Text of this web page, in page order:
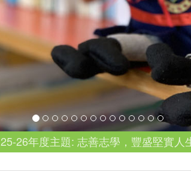
25-26年度主題: 志善志學，豐盛堅實人